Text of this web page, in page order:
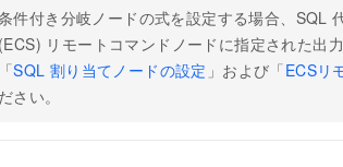
件付き分岐ノードの式を設定する場合、SQL
(ECS) リモートコマンドノードに指定された出
「SQL 割り当てノードの設定 」および「ECSリ
ださい。